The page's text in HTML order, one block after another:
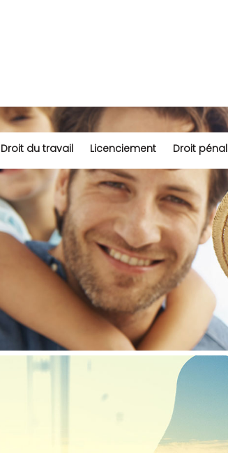
Droit du travail Licenciement Droit pénal